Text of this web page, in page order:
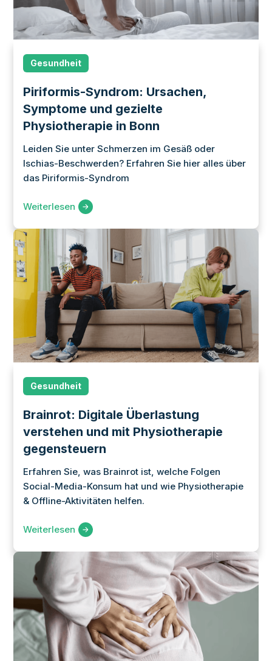
Gesundheit
Piriformis-Syndrom: Ursachen,
Symptome und gezielte
Physiotherapie in Bonn
Leiden Sie unter Schmerzen im Gesäß oder
Ischias-Beschwerden? Erfahren Sie hier alles über
das Piriformis-Syndrom
Weiterlesen
Gesundheit
Brainrot: Digitale Überlastung
verstehen und mit Physiotherapie
gegensteuern
Erfahren Sie, was Brainrot ist, welche Folgen
Social-Media-Konsum hat und wie Physiotherapie
& Offline-Aktivitäten helfen.
Weiterlesen